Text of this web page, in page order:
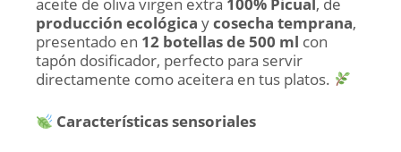
producción ecológica ycosecha temprana,
presentado en 12 botellas de 500 ml con
tapón dosificador, perfecto para servir
directamente como aceitera en tus platos.
Características sensoriales